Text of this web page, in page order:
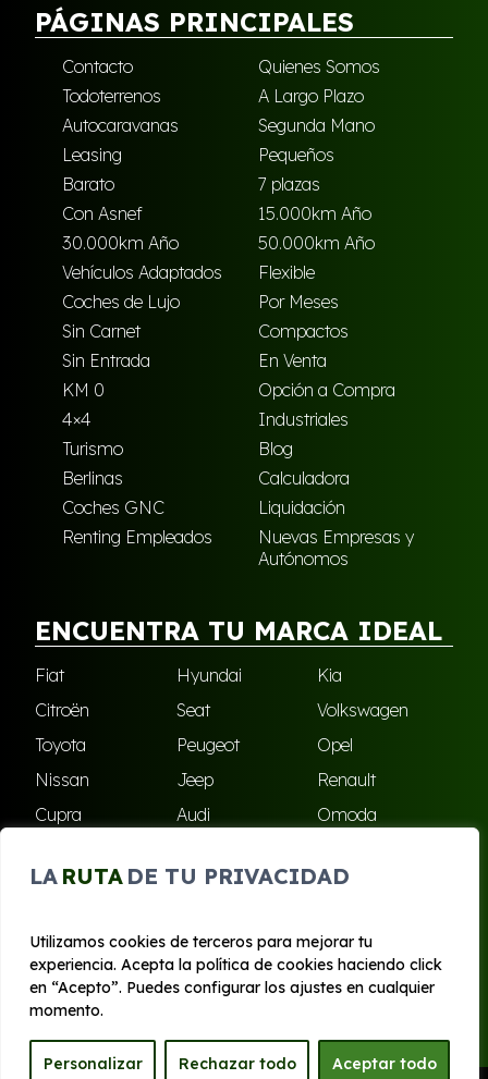
LA RUTA DE TU PRIVACIDAD
Utilizamos cookies de terceros para mejorar tu
experiencia. Acepta la política de cookies haciendo click
en “Acepto”. Puedes configurar los ajustes en cualquier
momento.
Personalizar Rechazar todo Aceptar todo
PÁGINAS PRINCIPALES
Contacto
Quienes Somos
Todoterrenos
A Largo Plazo
Autocaravanas
Segunda Mano
Leasing
Pequeños
Barato
7 plazas
Con Asnef
15.000km Año
30.000km Año
50.000km Año
Vehículos Adaptados
Flexible
Coches de Lujo
Por Meses
Sin Carnet
Compactos
Sin Entrada
En Venta
KM 0
Opción a Compra
4×4
Industriales
Turismo
Blog
Berlinas
Calculadora
Coches GNC
Liquidación
Renting Empleados
Nuevas Empresas y
Autónomos
ENCUENTRA TU MARCA IDEAL
Fiat Hyundai
Kia
Citroën
Seat
Volkswagen
Toyota
Peugeot
Opel
Nissan
Jeep
Renault
Cupra
Audi
Omoda
Skoda
Ford Todas las marcas
© 2020 - 2026 Bilboko Renting
Aviso legal y Privacidad